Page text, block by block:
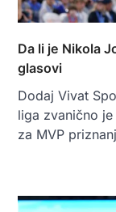
Da li je Nikola
glasovi
Dodaj Vivat
liga zvanično
za MVP